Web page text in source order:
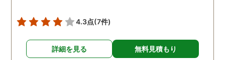
4.3点(7件)
詳細を見る 無料見積もり